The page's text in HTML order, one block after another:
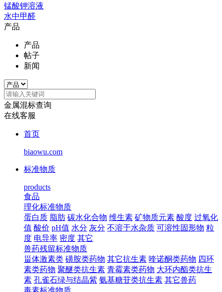
锰酸钾溶液
水中甲醛
产品
产品
帖子
新闻
金属混标查询
在线客服
首页
biaowu.com
标准物质
products
食品
理化标准物质
蛋白质 脂肪 碳水化合物 维生素 矿物质元素 酸度 过氧化
值 酸价 pH值 水分 灰分 不溶于水杂质 可溶性固形物 粒
度 电导率 密度 其它
兽药残留标准物质
甾体激素类 磺胺类药物 其它抗生素 喹诺酮类药物 四环
素类药物 聚醚类抗生素 青霉素类药物 大环内酯类抗生
素 孔雀石绿与结晶紫 氨基糖苷类抗生素 其它兽药
毒素标准物质